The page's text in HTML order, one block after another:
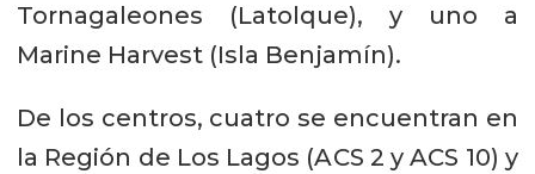
Tornagaleones (Latolque), y uno a
Marine Harvest (Isla Benjamín).
De los centros, cuatro se encuentran en
la Región de Los Lagos (ACS 2 y ACS 10) y